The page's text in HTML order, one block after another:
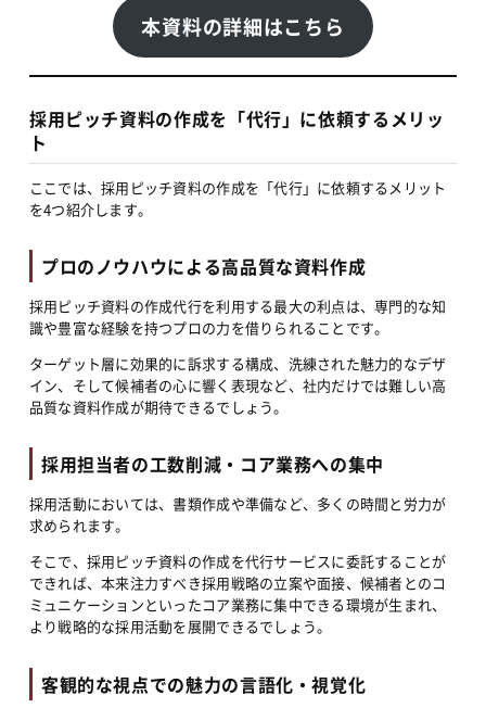
本資料の詳細はこちら
採用ピッチ資料の作成を「代行」に依頼するメリッ
ト
ここでは、採用ピッチ資料の作成を「代行」に依頼するメリット
を4つ紹介します。
プロのノウハウによる高品質な資料作成
採用ピッチ資料の作成代行を利用する最大の利点は、専門的な知
識や豊富な経験を持つプロの力を借りられることです。
ターゲット層に効果的に訴求する構成、洗練された魅力的なデザ
イン、そして候補者の心に響く表現など、社内だけでは難しい高
品質な資料作成が期待できるでしょう。
採用担当者の工数削減・コア業務への集中
採用活動においては、書類作成や準備など、多くの時間と労力が
求められます。
そこで、採用ピッチ資料の作成を代行サービスに委託することが
できれば、本来注力すべき採用戦略の立案や面接、候補者とのコ
ミュニケーションといったコア業務に集中できる環境が生まれ、
より戦略的な採用活動を展開できるでしょう。
客観的な視点での魅力の言語化・視覚化